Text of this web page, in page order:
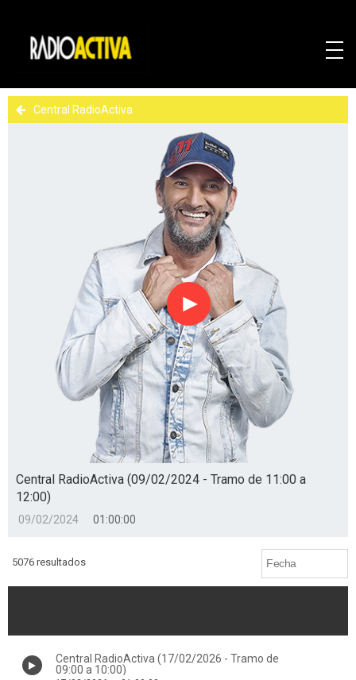
Central RadioActiva
Reproducir
Central RadioActiva (09/02/2024 - Tramo de 11:00 a
12:00)
09/02/2024 01:00:00
5076 resultados
Central RadioActiva (17/02/2026 - Tramo de
09:00 a 10:00)